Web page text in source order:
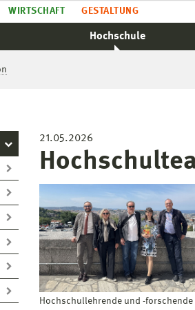
WIRTSCHAFT GESTALTUNG
Hochschule
21.05.2026
Hochschullehrende und -forschende